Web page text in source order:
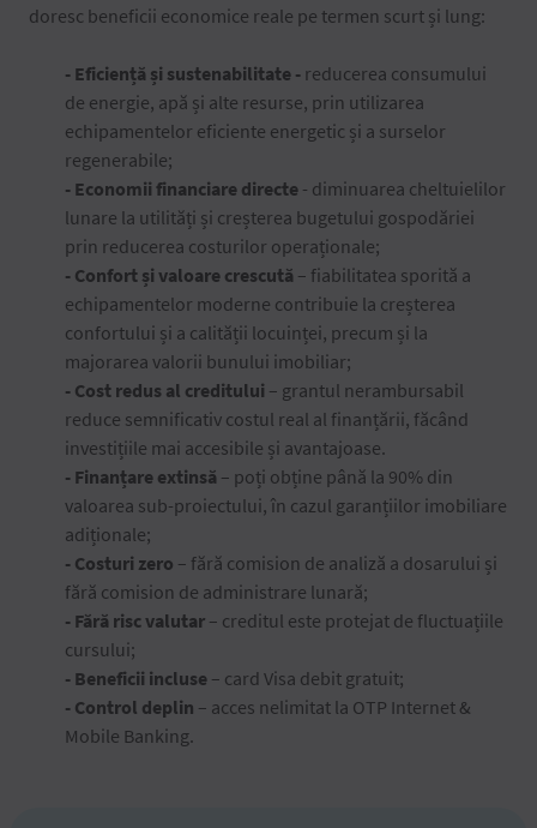
doresc beneficii economice reale pe termen scurt și lung:
- Eficiență și sustenabilitate - reducerea consumului
de energie, apă și alte resurse, prin utilizarea
echipamentelor eficiente energetic și a surselor
regenerabile;
- Economii financiare directe - diminuarea cheltuielilor
lunare la utilități și creșterea bugetului gospodăriei
prin reducerea costurilor operaționale;
- Confort și valoare crescută – fiabilitatea sporită a
echipamentelor moderne contribuie la creșterea
confortului și a calității locuinței, precum și la
majorarea valorii bunului imobiliar;
- Cost redus al creditului – grantul nerambursabil
reduce semnificativ costul real al finanțării, făcând
investițiile mai accesibile și avantajoase.
- Finanțare extinsă – poți obține până la 90% din
valoarea sub-proiectului, în cazul garanțiilor imobiliare
adiționale;
- Costuri zero – fără comision de analiză a dosarului și
fără comision de administrare lunară;
- Fără risc valutar – creditul este protejat de fluctuațiile
cursului;
- Beneficii incluse – card Visa debit gratuit;
- Control deplin – acces nelimitat la OTP Internet &
Mobile Banking.